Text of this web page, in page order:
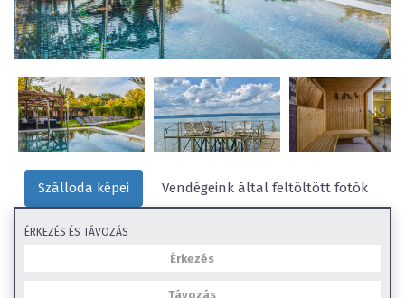
Szálloda képei Vendégeink által feltöltött fotók
ÉRKEZÉS ÉS TÁVOZÁS